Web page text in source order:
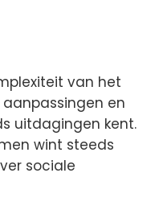
van het
en
uitdagingen kent.
wint steeds
sociale